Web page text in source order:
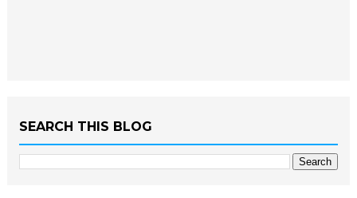
SEARCH THIS BLOG